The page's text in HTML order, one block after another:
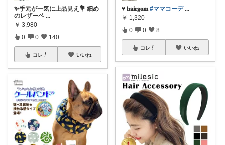
✨手元が一気に上品見え💐 細め
のレザーベ ...
￥ 3,980
0 0 140
コレ いいね
♥︎ 𝐡𝐚𝐢𝐫𝐠𝐨𝐦#ママコーデ ...
￥ 1,320
0 0 8
コレ いいね